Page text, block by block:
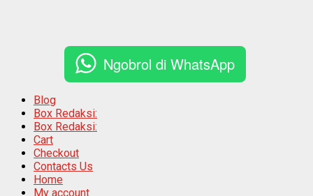
Ngobrol di WhatsApp
Blog
Box Redaksi:
Box Redaksi:
Cart
Checkout
Contacts Us
Home
My account